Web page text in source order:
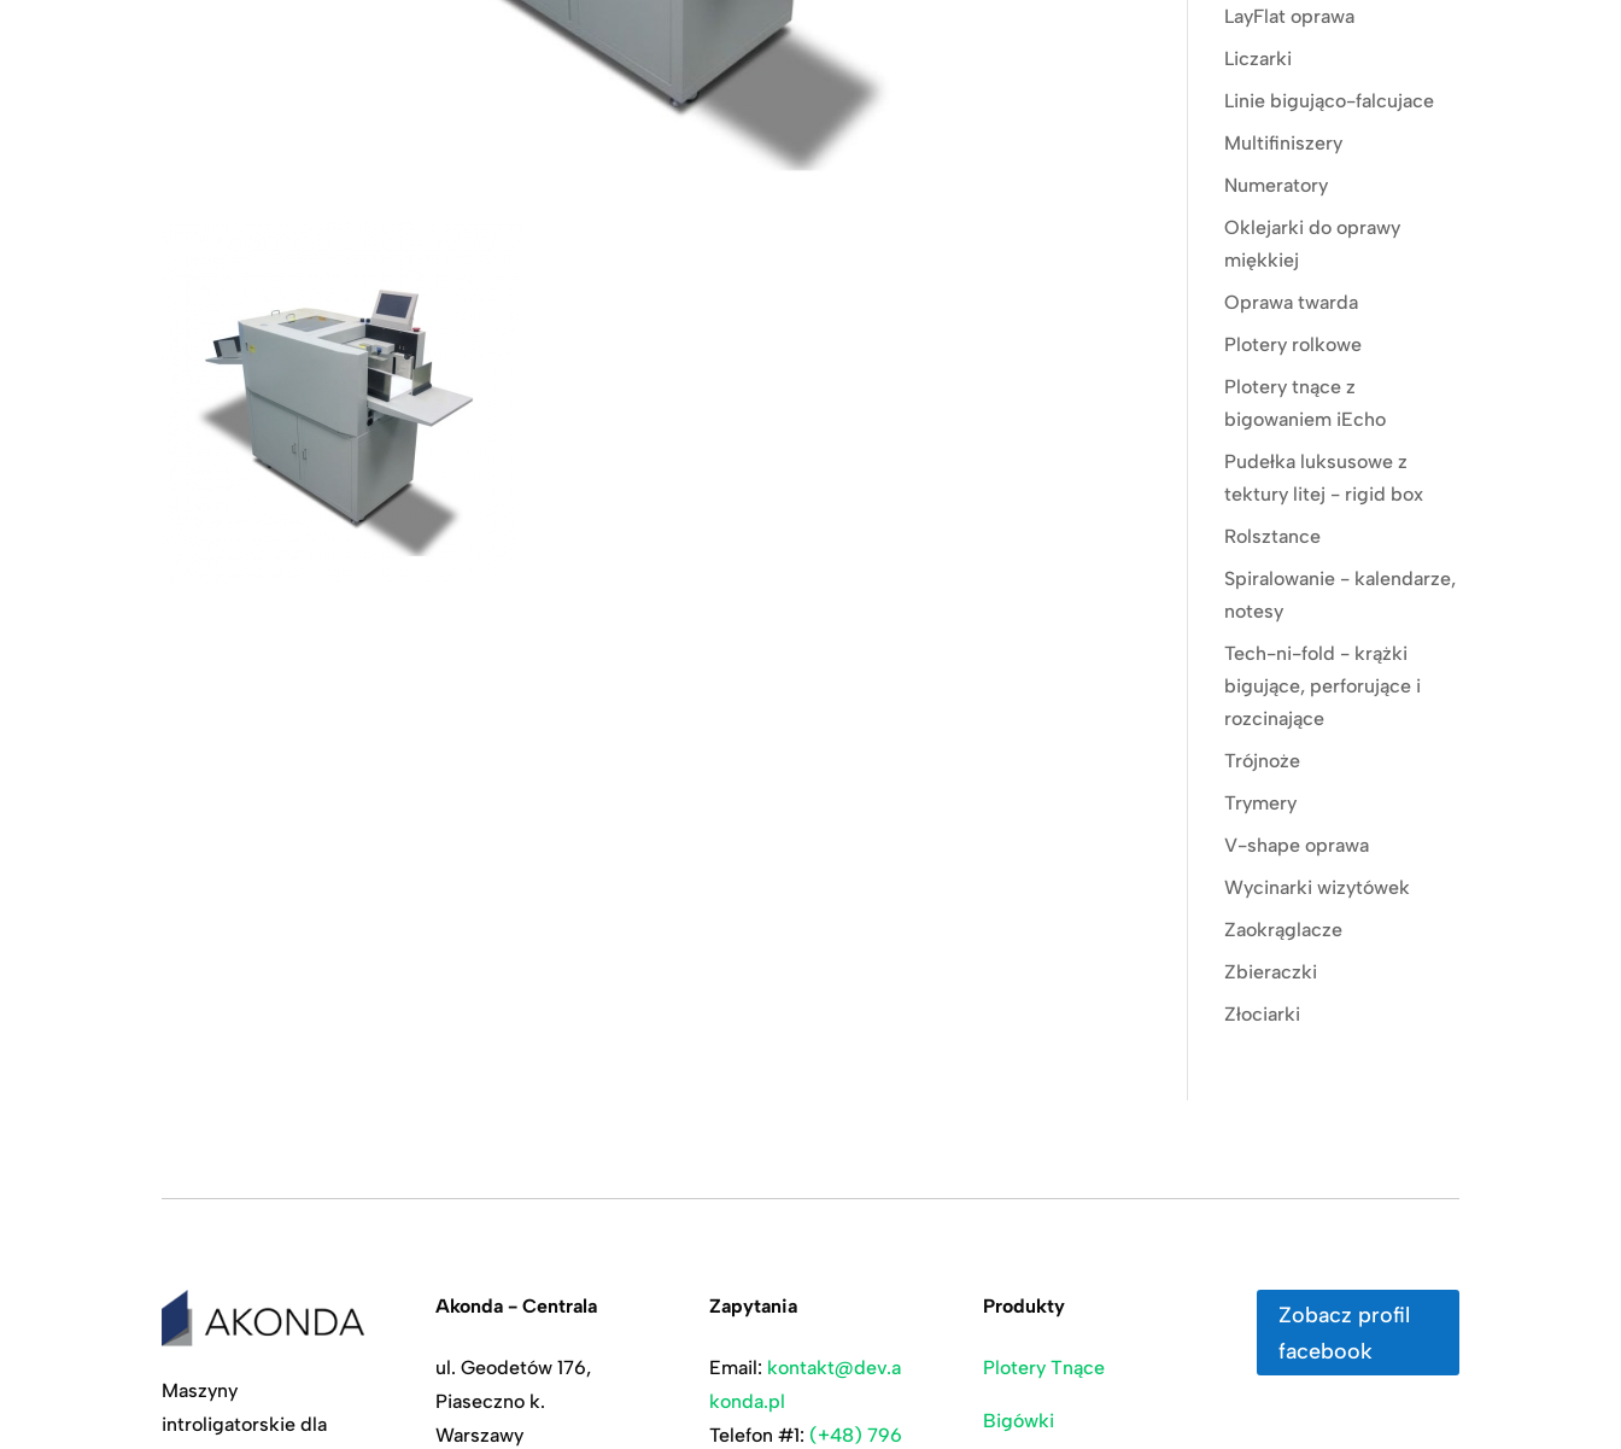
LayFlat oprawa
Liczarki
Linie bigująco-falcujace
Multifiniszery
Numeratory
Oklejarki do oprawy
miękkiej
Oprawa twarda
Plotery rolkowe
Plotery tnące z
bigowaniem iEcho
Pudełka luksusowe z
tektury litej - rigid box
Rolsztance
Spiralowanie - kalendarze,
notesy
Tech-ni-fold - krążki
bigujące, perforujące i
rozcinające
Trójnoże
Trymery
V-shape oprawa
Wycinarki wizytówek
Zaokrąglacze
Zbieraczki
Złociarki
Maszyny
introligatorskie dla
Akonda - Centrala
ul. Geodetów 176,
Piaseczno k.
Warszawy
Zapytania
Email: kontakt@dev.a
konda.pl
Telefon #1: (+48) 796
Produkty
Plotery Tnące
Bigówki
Zobacz profil
facebook